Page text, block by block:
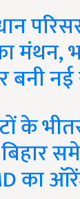
मंथन,
बनी नई
के
का